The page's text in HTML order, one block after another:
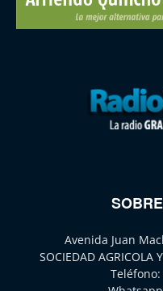
Avenida Juan
SOCIEDAD AGRICOLA
Teléfono: